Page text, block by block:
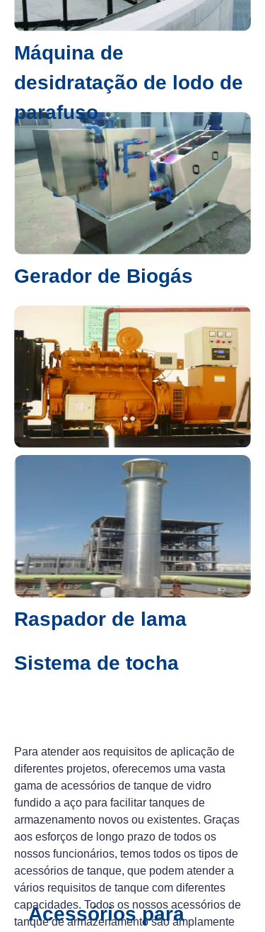
Máquina de
desidratação de lodo de
parafuso
Gerador de Biogás
Sistema de tocha
Raspador de lama
Acessórios para
Para atender aos requisitos de aplicação de
diferentes projetos, oferecemos uma vasta
gama de acessórios de tanque de vidro
fundido a aço para facilitar tanques de
armazenamento novos ou existentes. Graças
aos esforços de longo prazo de todos os
nossos funcionários, temos todos os tipos de
acessórios de tanque, que podem atender a
vários requisitos de tanque com diferentes
capacidades. Todos os nossos acessórios de
tanque de armazenamento são amplamente